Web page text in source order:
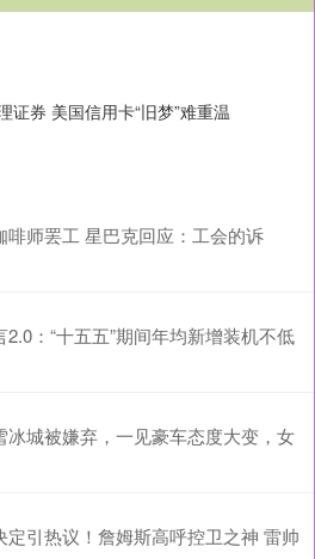
证券 美国信用卡“旧梦”难重温
啡师罢工 星巴克回应：工会的诉
：“十五五”期间年均新增装机不低
冰城被嫌弃，一见豪车态度大变，女
引热议！詹姆斯高呼控卫之神 雷帅